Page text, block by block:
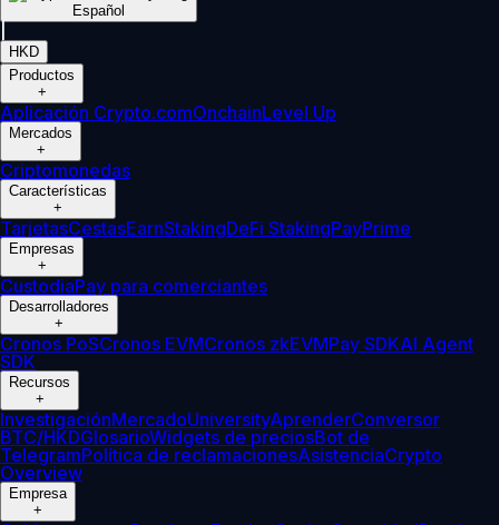
Español
HKD
Productos
+
Aplicación Crypto.comOnchainLevel Up
Mercados
+
Criptomonedas
Características
+
TarjetasCestasEarnStakingDeFi StakingPayPrime
Empresas
+
CustodiaPay para comerciantes
Desarrolladores
+
Cronos PoSCronos EVMCronos zkEVMPay SDKAI Agent
SDK
Recursos
+
InvestigaciónMercadoUniversityAprenderConversor
BTC/HKDGlosarioWidgets de preciosBot de
TelegramPolítica de reclamacionesAsistenciaCrypto
Overview
Empresa
+